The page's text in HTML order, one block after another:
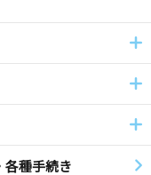
各種手続き